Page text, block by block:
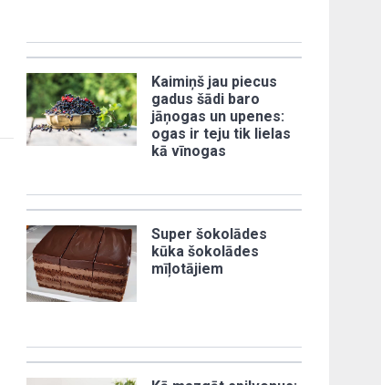
Kaimiņš jau piecus
gadus šādi baro
jāņogas un upenes:
ogas ir teju tik lielas
kā vīnogas
Super šokolādes
kūka šokolādes
mīļotājiem